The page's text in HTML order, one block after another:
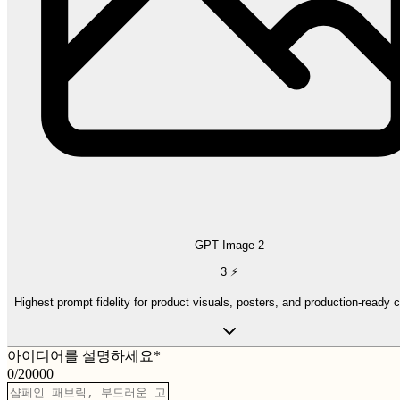
GPT Image 2
3 ⚡
Highest prompt fidelity for product visuals, posters, and production-ready
아이디어를 설명하세요*
0/20000